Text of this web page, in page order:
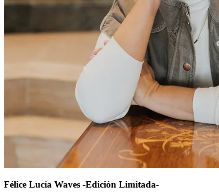
Félice Lucía Waves -Edición Limitada-